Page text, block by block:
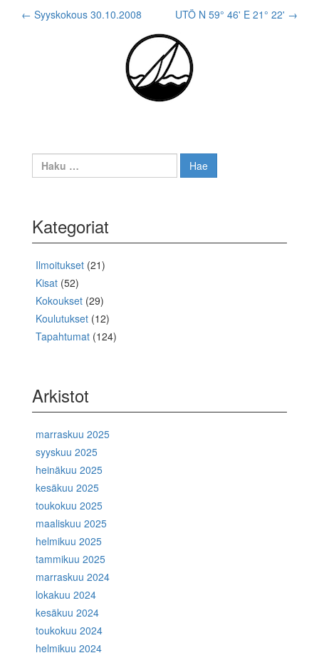
Post
navigation
← Syyskokous 30.10.2008 UTÖ N 59° 46' E 21° 22' →
Haku:
Kategoriat
Ilmoitukset (21)
Kisat (52)
Kokoukset (29)
Koulutukset (12)
Tapahtumat (124)
Arkistot
marraskuu 2025
syyskuu 2025
heinäkuu 2025
kesäkuu 2025
toukokuu 2025
maaliskuu 2025
helmikuu 2025
tammikuu 2025
marraskuu 2024
lokakuu 2024
kesäkuu 2024
toukokuu 2024
helmikuu 2024